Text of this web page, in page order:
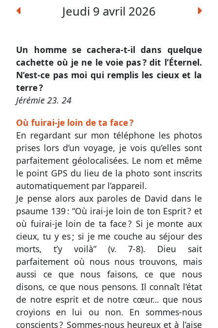
Jeudi 9 avril 2026
Un homme se cachera-t-il dans quelque
cachette où je ne le voie pas ? dit l’Éternel.
N’est-ce pas moi qui remplis les cieux et la
terre ?
Jérémie 23. 24
Où fuirai-je loin de ta face ?
En regardant sur mon téléphone les photos
prises lors d’un voyage, je vois qu’elles sont
parfaitement géolocalisées. Le nom et même
le point GPS du lieu de la photo sont inscrits
automatiquement par l’appareil.
Je pense alors aux paroles de David dans le
psaume 139 : “Où irai-je loin de ton Esprit ? et
où fuirai-je loin de ta face ? Si je monte aux
cieux, tu y es ; si je me couche au séjour des
morts, t’y voilà” (v. 7-8). Dieu sait
parfaitement où nous nous trouvons, mais
aussi ce que nous faisons, ce que nous
disons, ce que nous pensons. Il connaît l’état
de notre esprit et de notre cœur… que nous
croyions en lui ou non. En sommes-nous
conscients ? Sommes-nous heureux et à l’aise
expression
Autres
supports
Application
mobile
Exemplaire
papier
Nous
contacter
Proposer
un
texte
Une
question
?
Une